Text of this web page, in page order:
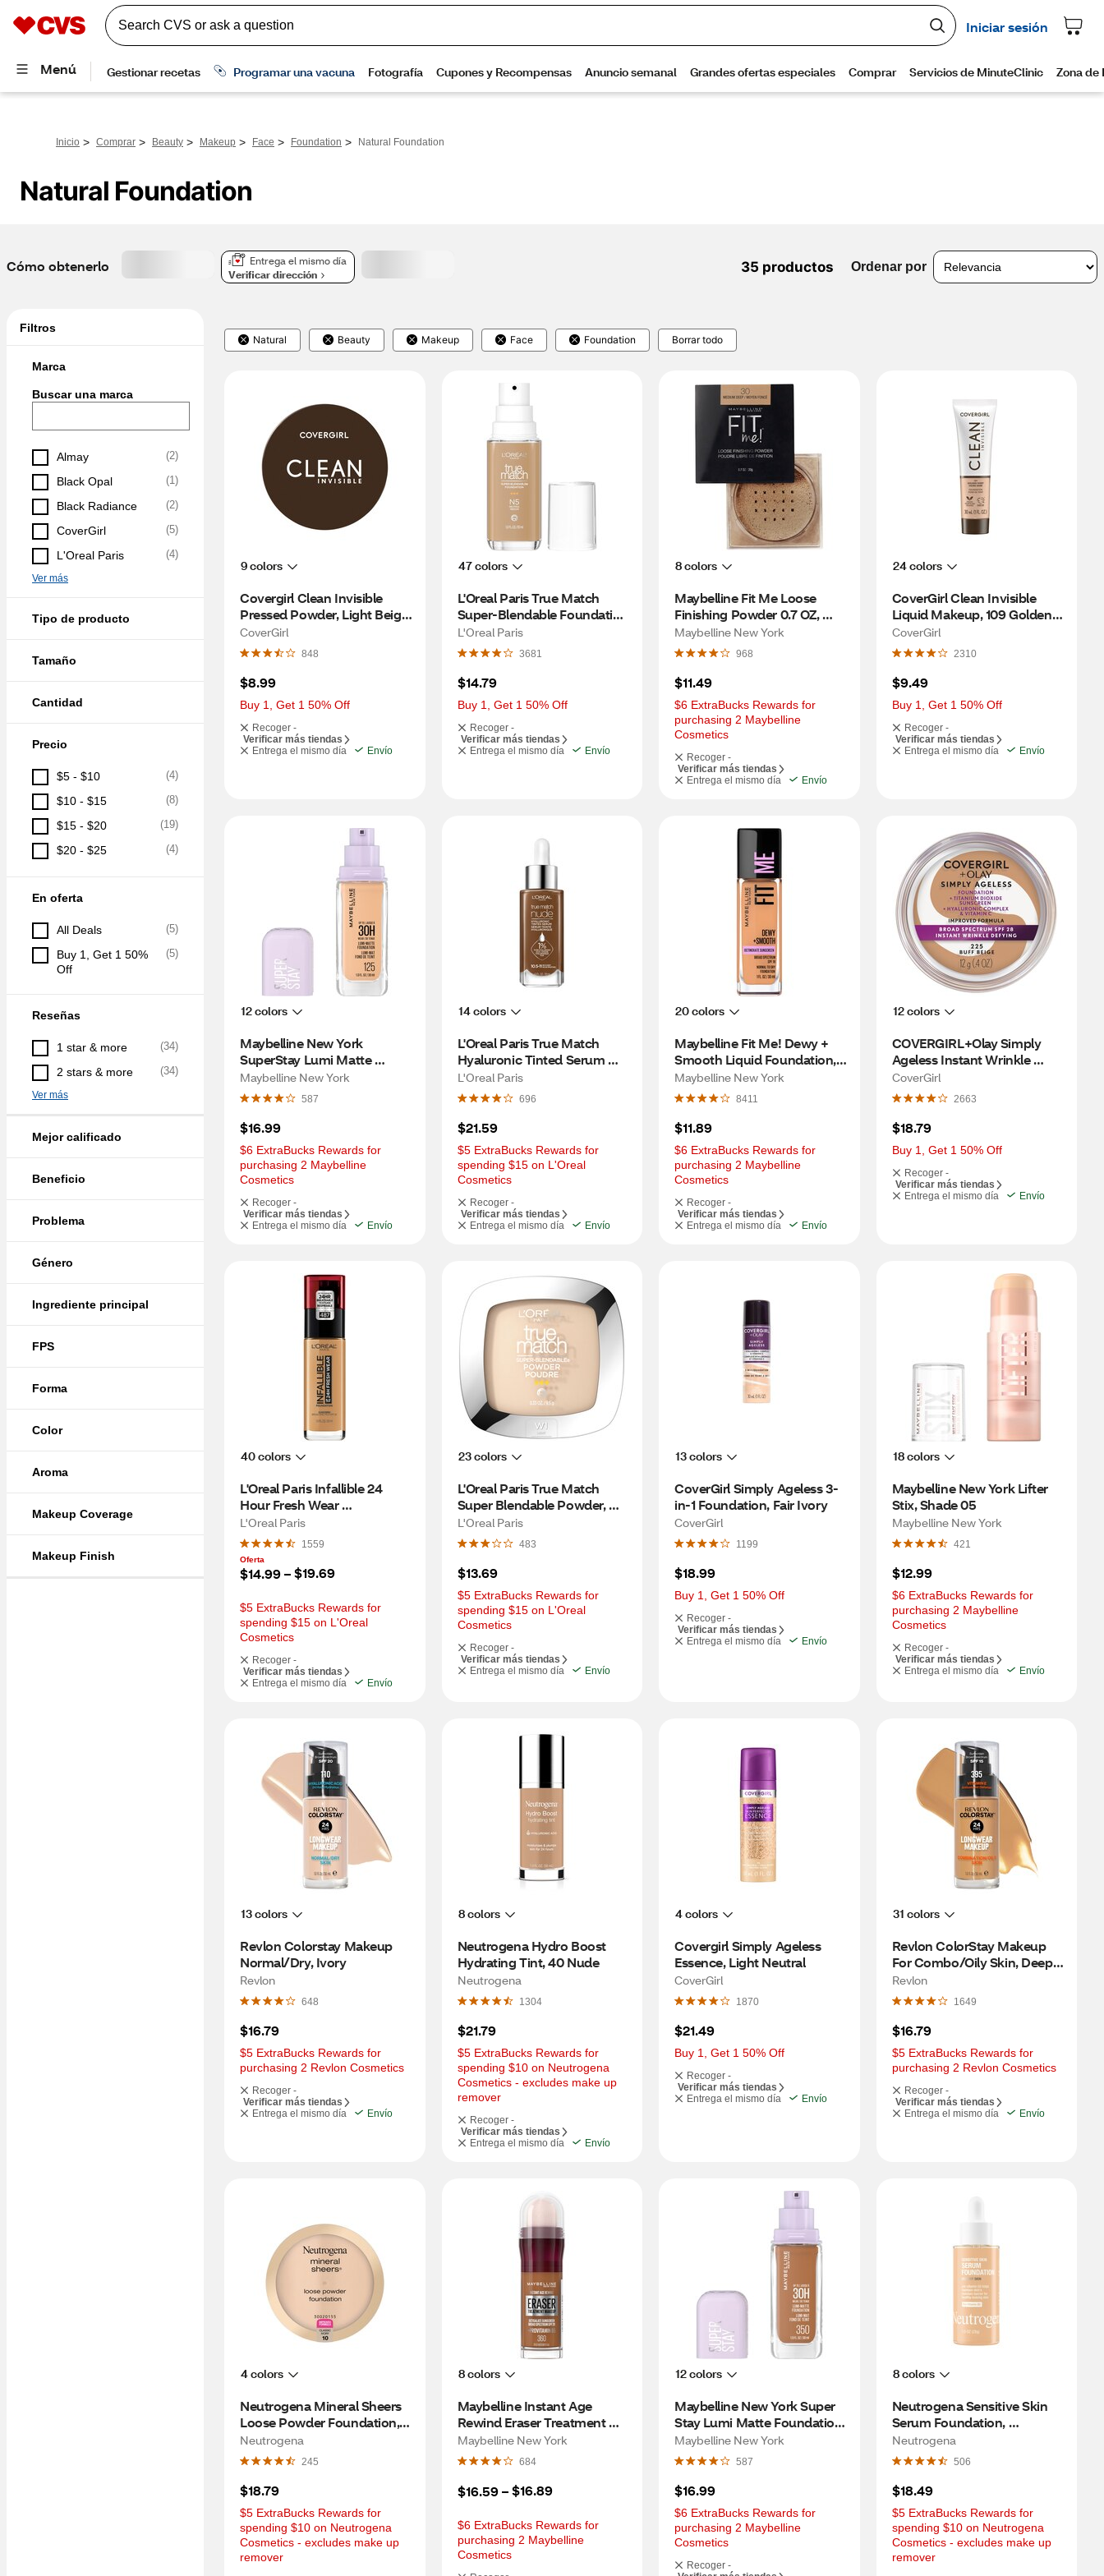
Inicio > Comprar > Beauty > Makeup > Face > Foundation > Natural Foundation
Natural Foundation
Cómo obtenerlo
Entrega el mismo día
Verificar dirección
35 productos Ordenar por
Filtros
Marca
Buscar una marca
Almay (2)
Black Opal (1)
Black Radiance (2)
CoverGirl (5)
L'Oreal Paris (4)
Ver más
Tipo de producto
Tamaño
Cantidad
Precio
$5 - $10 (4)
$10 - $15 (8)
$15 - $20 (19)
$20 - $25 (4)
En oferta
All Deals (5)
Buy 1, Get 1 50%
Off
(5)
Reseñas
1 star & more (34)
2 stars & more (34)
Ver más
Mejor calificado
Beneficio
Problema
Género
Ingrediente principal
FPS
Forma
Color
Aroma
Makeup Coverage
Makeup Finish
Natural Beauty Makeup Face Foundation Borrar todo
9 colors
Covergirl Clean Invisible
Pressed Powder, Light Beige,
0.38oz
CoverGirl
848
$8.99
Buy 1, Get 1 50% Off
Recoger -
Verificar más tiendas
Entrega el mismo día
Envío
47 colors
L'Oreal Paris True Match
Super-Blendable Foundation
medium coverage, N5,
Medium, 1 oz
L'Oreal Paris
3681
$14.79
Buy 1, Get 1 50% Off
Recoger -
Verificar más tiendas
Entrega el mismo día
Envío
8 colors
Maybelline Fit Me Loose
Finishing Powder 0.7 OZ,
Medium Deep
Maybelline New York
968
$11.49
$6 ExtraBucks Rewards for
purchasing 2 Maybelline
Cosmetics
Recoger -
Verificar más tiendas
Entrega el mismo día
Envío
24 colors
CoverGirl Clean Invisible
Liquid Makeup, 109 Golden
Ivory
CoverGirl
2310
$9.49
Buy 1, Get 1 50% Off
Recoger -
Verificar más tiendas
Entrega el mismo día
Envío
12 colors
Maybelline New York
SuperStay Lumi Matte
Foundation, Shade 125
Maybelline New York
587
$16.99
$6 ExtraBucks Rewards for
purchasing 2 Maybelline
Cosmetics
Recoger -
Verificar más tiendas
Entrega el mismo día
Envío
14 colors
L'Oreal Paris True Match
Hyaluronic Tinted Serum
Foundation Makeup, 10.5-11
Rich Deep, 1 fl oz
L'Oreal Paris
696
$21.59
$5 ExtraBucks Rewards for
spending $15 on L'Oreal
Cosmetics
Recoger -
Verificar más tiendas
Entrega el mismo día
Envío
20 colors
Maybelline Fit Me! Dewy +
Smooth Liquid Foundation,
Warm Honey
Maybelline New York
8411
$11.89
$6 ExtraBucks Rewards for
purchasing 2 Maybelline
Cosmetics
Recoger -
Verificar más tiendas
Entrega el mismo día
Envío
12 colors
COVERGIRL+Olay Simply
Ageless Instant Wrinkle
Defying Foundation, Buff
Beige
CoverGirl
2663
$18.79
Buy 1, Get 1 50% Off
Recoger -
Verificar más tiendas
Entrega el mismo día
Envío
40 colors
L'Oreal Paris Infallible 24
Hour Fresh Wear
Foundation, Lightweight,
Warm Almond, 1 fl oz
L'Oreal Paris
1559
Oferta
$14.99 – $19.69
$5 ExtraBucks Rewards for
spending $15 on L'Oreal
Cosmetics
Recoger -
Verificar más tiendas
Entrega el mismo día
Envío
23 colors
L'Oreal Paris True Match
Super Blendable Powder, W1
Porcelain
L'Oreal Paris
483
$13.69
$5 ExtraBucks Rewards for
spending $15 on L'Oreal
Cosmetics
Recoger -
Verificar más tiendas
Entrega el mismo día
Envío
13 colors
CoverGirl Simply Ageless 3-
in-1 Foundation, Fair Ivory
CoverGirl
1199
$18.99
Buy 1, Get 1 50% Off
Recoger -
Verificar más tiendas
Entrega el mismo día
Envío
18 colors
Maybelline New York Lifter
Stix, Shade 05
Maybelline New York
421
$12.99
$6 ExtraBucks Rewards for
purchasing 2 Maybelline
Cosmetics
Recoger -
Verificar más tiendas
Entrega el mismo día
Envío
13 colors
Revlon Colorstay Makeup
Normal/Dry, Ivory
Revlon
648
$16.79
$5 ExtraBucks Rewards for
purchasing 2 Revlon Cosmetics
Recoger -
Verificar más tiendas
Entrega el mismo día
Envío
8 colors
Neutrogena Hydro Boost
Hydrating Tint, 40 Nude
Neutrogena
1304
$21.79
$5 ExtraBucks Rewards for
spending $10 on Neutrogena
Cosmetics - excludes make up
remover
Recoger -
Verificar más tiendas
Entrega el mismo día
Envío
4 colors
Covergirl Simply Ageless
Essence, Light Neutral
CoverGirl
1870
$21.49
Buy 1, Get 1 50% Off
Recoger -
Verificar más tiendas
Entrega el mismo día
Envío
31 colors
Revlon ColorStay Makeup
For Combo/Oily Skin, Deep
Honey
Revlon
1649
$16.79
$5 ExtraBucks Rewards for
purchasing 2 Revlon Cosmetics
Recoger -
Verificar más tiendas
Entrega el mismo día
Envío
4 colors
Neutrogena Mineral Sheers
Loose Powder Foundation,
Classic Ivory 10
Neutrogena
245
$18.79
$5 ExtraBucks Rewards for
spending $10 on Neutrogena
Cosmetics - excludes make up
remover
8 colors
Maybelline Instant Age
Rewind Eraser Treatment
Foundation with SPF 20, 360
Maybelline New York
684
$16.59 – $16.89
$6 ExtraBucks Rewards for
purchasing 2 Maybelline
Cosmetics
12 colors
Maybelline New York Super
Stay Lumi Matte Foundation,
350
Maybelline New York
587
$16.99
$6 ExtraBucks Rewards for
purchasing 2 Maybelline
Cosmetics
Recoger -
8 colors
Neutrogena Sensitive Skin
Serum Foundation,
Light/Medium 02, 1 oz
Neutrogena
506
$18.49
$5 ExtraBucks Rewards for
spending $10 on Neutrogena
Cosmetics - excludes make up
remover